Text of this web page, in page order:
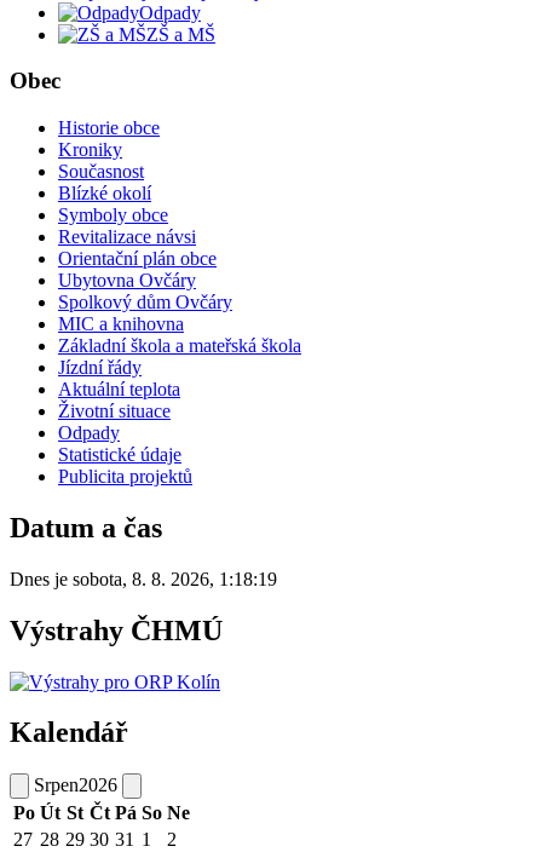
Odpady
ZŠ a MŠ
Obec
Historie obce
Kroniky
Současnost
Blízké okolí
Symboly obce
Revitalizace návsi
Orientační plán obce
Ubytovna Ovčáry
Spolkový dům Ovčáry
MIC a knihovna
Základní škola a mateřská škola
Jízdní řády
Aktuální teplota
Životní situace
Odpady
Statistické údaje
Publicita projektů
Datum a čas
Dnes je sobota, 8. 8. 2026, 1:18:19
Výstrahy ČHMÚ
Kalendář
Srpen2026
Po Út St Čt Pá So Ne
27 28 29 30 31 1
2